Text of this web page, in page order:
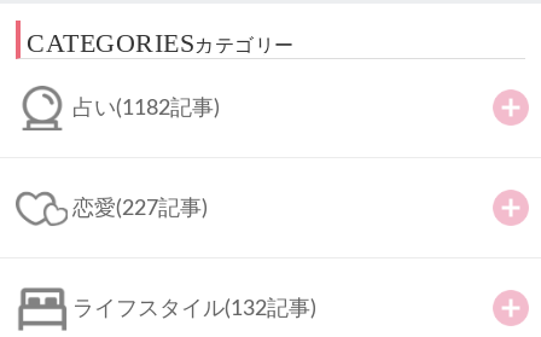
CATEGORIESカテゴリー
占い(1182記事)
恋愛(227記事)
ライフスタイル(132記事)